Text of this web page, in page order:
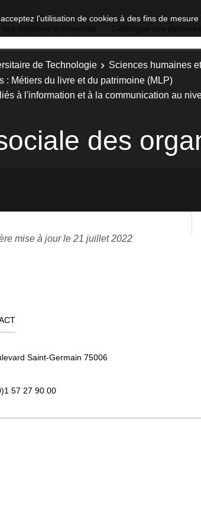
l'utilisation de cookies à des fins de
de Technologie Sciences humaines
: Métiers du livre et du patrimoine (MLP)
à l'information et à la communication au
des
mise à jour le 21 juillet 2022
Saint-Germain 75006
57 27 90 00